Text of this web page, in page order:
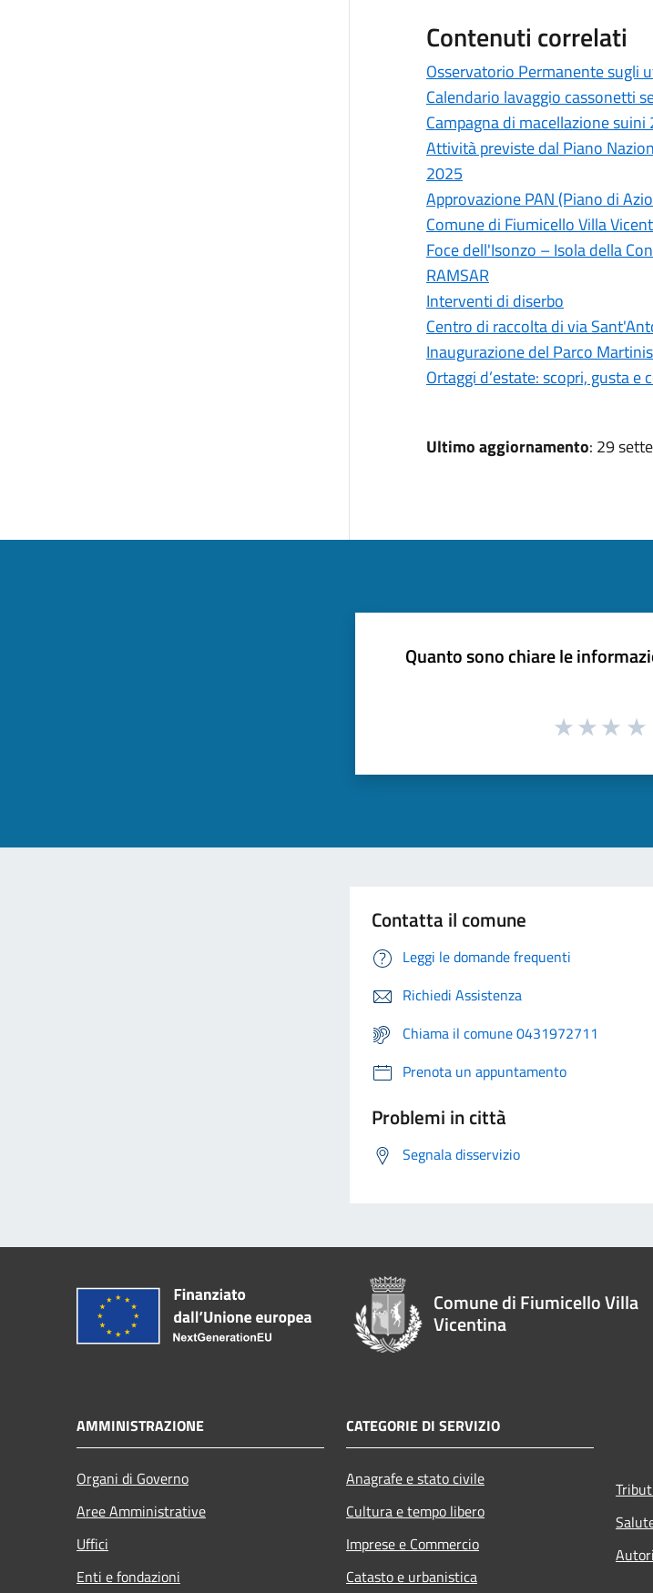
Contenuti correlati
Osservatorio Permanente sugli
Calendario lavaggio cassonetti
Campagna di macellazione
Attività previste dal Piano
2025
Approvazione PAN (Piano di
Comune di Fiumicello Villa
Foce dell'Isonzo – Isola della
RAMSAR
Interventi di diserbo
Centro di raccolta di via
Inaugurazione del Parco Martinis
Ortaggi d’estate: scopri, gusta
Ultimo aggiornamento: 29
Quanto sono chiare le
Contatta il comune
Leggi le domande frequenti
Richiedi Assistenza
Chiama il comune 0431972711
Prenota un appuntamento
Problemi in città
Segnala disservizio
Comune di Fiumicello Villa
Vicentina
AMMINISTRAZIONE
Organi di Governo
Aree Amministrative
Uffici
Enti e fondazioni
CATEGORIE DI SERVIZIO
Anagrafe e stato civile
Cultura e tempo libero
Imprese e Commercio
Catasto e urbanistica